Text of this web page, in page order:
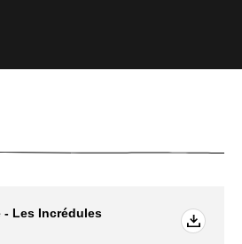
- Les Incrédules